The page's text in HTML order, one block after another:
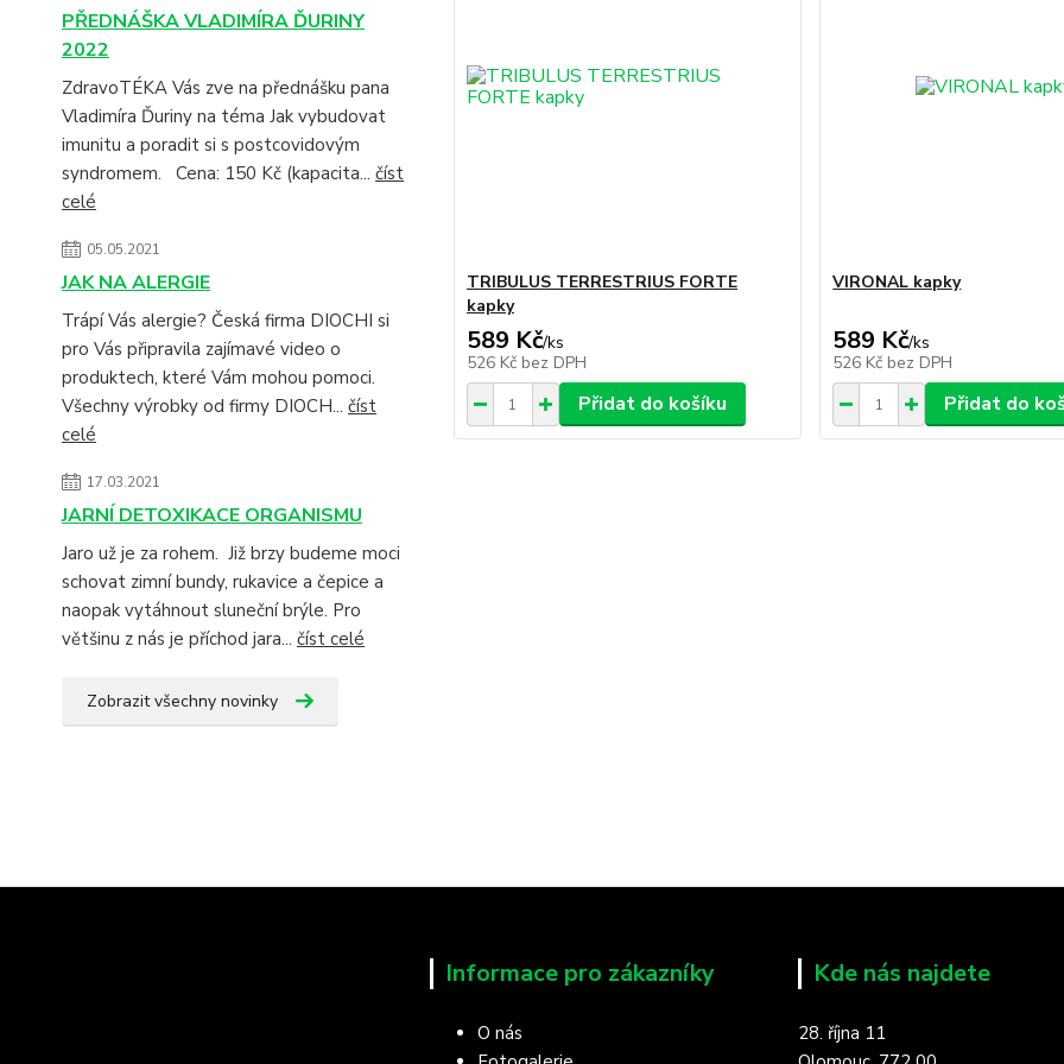
PŘEDNÁŠKA VLADIMÍRA ĎURINY
2022
ZdravoTÉKA Vás zve na přednášku pana
Vladimíra Ďuriny na téma Jak vybudovat
imunitu a poradit si s postcovidovým
syndromem. Cena: 150 Kč (kapacita... číst
celé
05.05.2021
JAK NA ALERGIE
Trápí Vás alergie? Česká firma DIOCHI si
pro Vás připravila zajímavé video o
produktech, které Vám mohou pomoci.
Všechny výrobky od firmy DIOCH... číst
celé
17.03.2021
JARNÍ DETOXIKACE ORGANISMU
Jaro už je za rohem. Již brzy budeme moci
schovat zimní bundy, rukavice a čepice a
naopak vytáhnout sluneční brýle. Pro
většinu z nás je příchod jara... číst celé
Zobrazit všechny novinky
TRIBULUS TERRESTRIUS FORTE
kapky
589 Kč/ks
526 Kč bez DPH
Přidat do košíku
VIRONAL kapky
589 Kč/ks
526 Kč bez DPH
Přidat do
Informace pro zákazníky
O nás
Kde nás najdete
28. října 11